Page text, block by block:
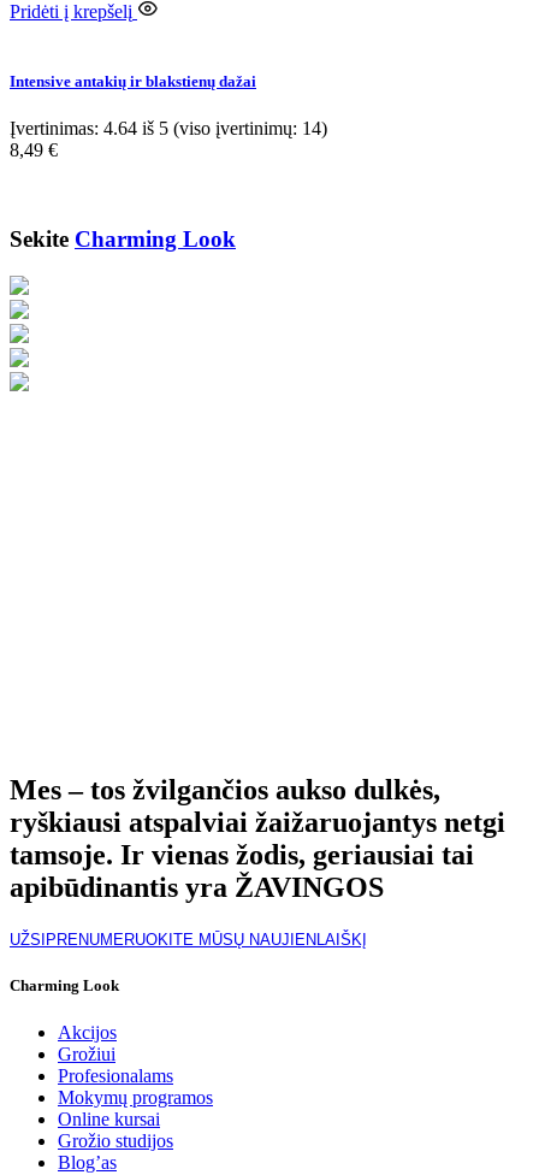
Pridėti į krepšelį
Intensive antakių ir blakstienų dažai
Įvertinimas: 4.64 iš 5 (viso įvertinimų: 14)
8,49 €
Sekite Charming Look
Mes – tos žvilgančios aukso dulkės,
ryškiausi atspalviai žaižaruojantys netgi
tamsoje. Ir vienas žodis, geriausiai tai
apibūdinantis yra ŽAVINGOS
UŽSIPRENUMERUOKITE MŪSŲ NAUJIENLAIŠKĮ
Charming Look
Akcijos
Grožiui
Profesionalams
Mokymų programos
Online kursai
Grožio studijos
Blog’as